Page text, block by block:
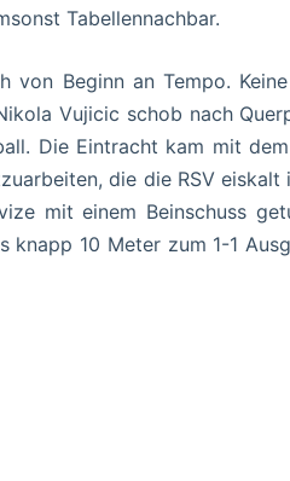
Tabellennachbar.
von Beginn an Tempo.
Vujicic schob nach
Die Eintracht kam mit
die die RSV eiskalt
mit einem Beinschuss
knapp 10 Meter zum 1-1